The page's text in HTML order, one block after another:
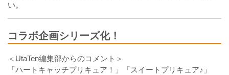
い。
コラボ企画シリーズ化！
＜UtaTen編集部からのコメント＞
「ハートキャッチプリキュア！」「スイートプリキュア♪」